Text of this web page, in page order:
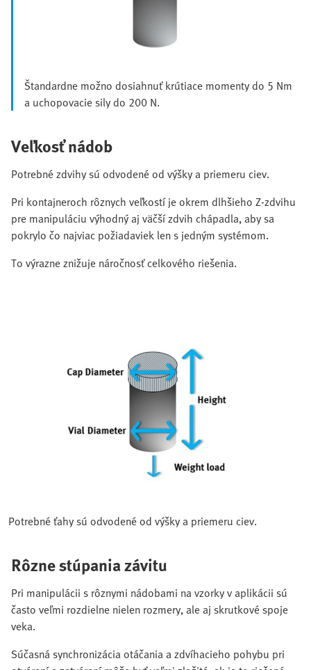
Štandardne možno dosiahnuť krútiace momenty do 5 Nm
a uchopovacie sily do 200 N.
Veľkosť nádob
Potrebné zdvihy sú odvodené od výšky a priemeru ciev.
Pri kontajneroch rôznych veľkostí je okrem dlhšieho Z-zdvihu
pre manipuláciu výhodný aj väčší zdvih chápadla, aby sa
pokrylo čo najviac požiadaviek len s jedným systémom.
To výrazne znižuje náročnosť celkového riešenia.
Potrebné ťahy sú odvodené od výšky a priemeru ciev.
Rôzne stúpania závitu
Pri manipulácii s rôznymi nádobami na vzorky v aplikácii sú
často veľmi rozdielne nielen rozmery, ale aj skrutkové spoje
veka.
Súčasná synchronizácia otáčania a zdvíhacieho pohybu pri